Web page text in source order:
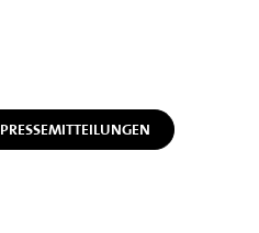
PRESSEMITTEILUNGEN